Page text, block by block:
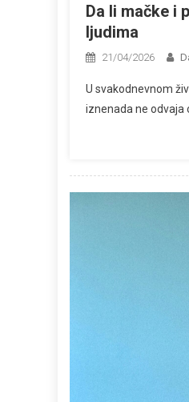
Da li mačke i
ljudima
21/04/2026
U svakodnevnom
iznenada ne odvaja